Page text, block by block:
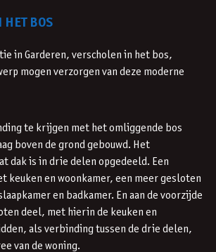
HET BOS
in Garderen, verscholen in het bos,
mogen verzorgen van deze moderne
te krijgen met het omliggende bos
boven de grond gebouwd. Het
dak is in drie delen opgedeeld. Een
keuken en woonkamer, een meer gesloten
en badkamer. En aan de voorzijde
deel, met hierin de keuken en
als verbinding tussen de drie delen,
van de woning.